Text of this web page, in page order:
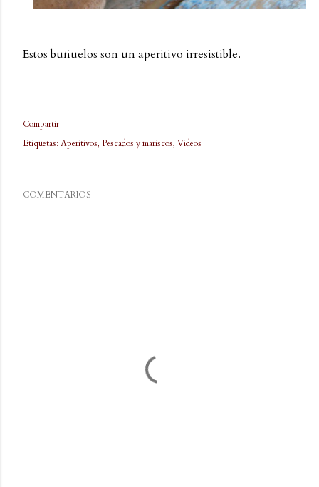
Estos buñuelos son un aperitivo irresistible.
Compartir
Etiquetas: Aperitivos Pescados y mariscos Videos
COMENTARIOS